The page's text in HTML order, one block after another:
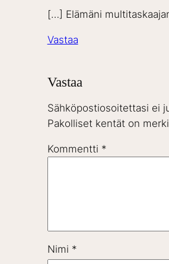
[…] Elämäni
Vastaa
Vastaa
Sähköpostiosoitettasi ei
Pakolliset kentät on
Kommentti *
Nimi *